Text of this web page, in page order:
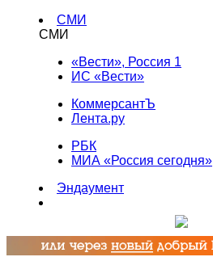
СМИ
СМИ
«Вести», Россия 1
ИС «Вести»
КоммерсантЪ
Лента.ру
РБК
МИА «Россия сегодня»
Эндаумент